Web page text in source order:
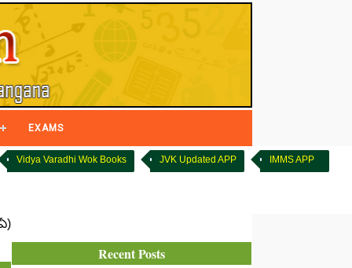
EXAMS
Vidya Varadhi Wok Books JVK Updated APP IMMS APP
Recent Posts